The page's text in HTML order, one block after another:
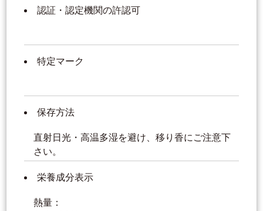
認証・認定機関の許認可
特定マーク
保存方法
直射日光・高温多湿を避け、移り香にご注意下
さい。
栄養成分表示
熱量：